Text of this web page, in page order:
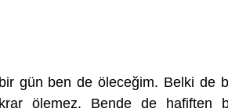
gün ben de öleceğim. Belki de
ölemez. Bende de hafiften